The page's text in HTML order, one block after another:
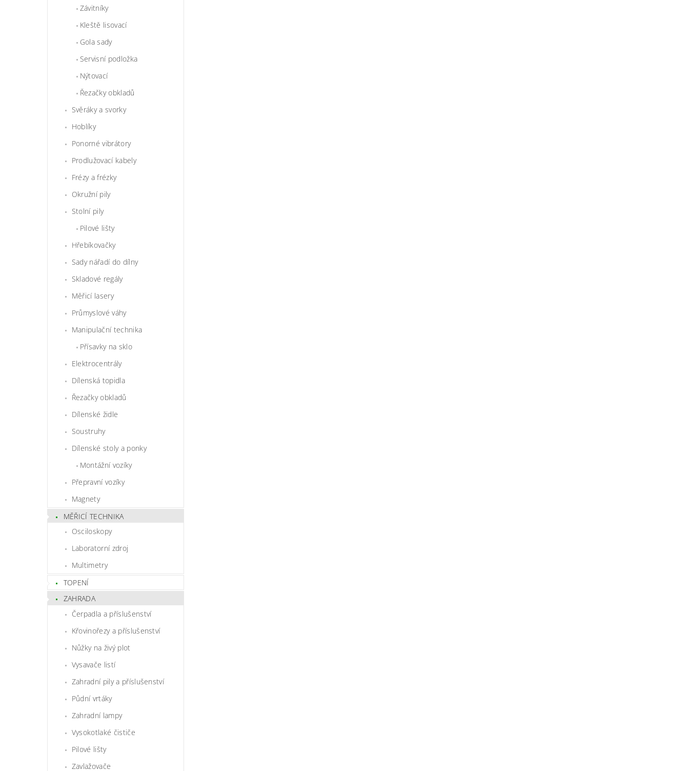
Závitníky
Kleště lisovací
Gola sady
Servisní podložka
Nýtovací
Řezačky obkladů
Svěráky a svorky
Hoblíky
Ponorné vibrátory
Prodlužovací kabely
Frézy a frézky
Okružní pily
Stolní pily
Pilové lišty
Hřebíkovačky
Sady nářadí do dílny
Skladové regály
Měřicí lasery
Průmyslové váhy
Manipulační technika
Přísavky na sklo
Elektrocentrály
Dílenská topidla
Řezačky obkladů
Dílenské židle
Soustruhy
Dílenské stoly a ponky
Montážní vozíky
Přepravní vozíky
Magnety
MĚŘICÍ TECHNIKA
Osciloskopy
Laboratorní zdroj
Multimetry
TOPENÍ
ZAHRADA
Čerpadla a příslušenství
Křovinořezy a příslušenství
Nůžky na živý plot
Vysavače listí
Zahradní pily a příslušenství
Půdní vrtáky
Zahradní lampy
Vysokotlaké čističe
Pilové lišty
Zavlažovače